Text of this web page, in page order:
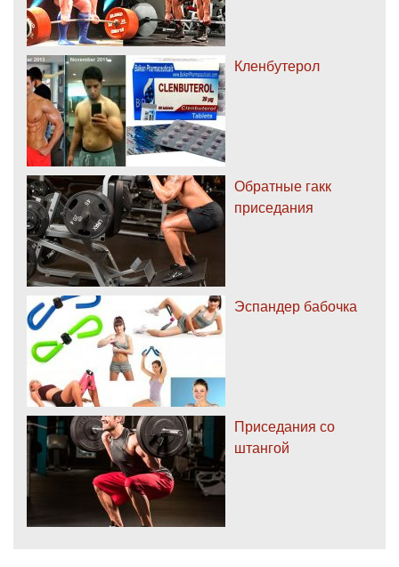
Кленбутерол
Обратные гакк
приседания
Эспандер бабочка
Приседания со
штангой